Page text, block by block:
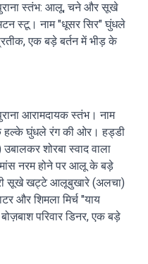
स्तंभ: आलू, चने और सूखे
स्टू। नाम "धूसर सिर" घुंधले
एक बड़े बर्तन में भीड़ के
आरामदायक स्तंभ। नाम
हल्के घुंधले रंग की ओर। हड्डी
शोरबा स्वाद वाला
मांस नरम होने पर आलू के बड़े
सूखे खट्टे आलूबुखारे (अलचा)
और शिमला मिर्च "याय
परिवार डिनर, एक बड़े